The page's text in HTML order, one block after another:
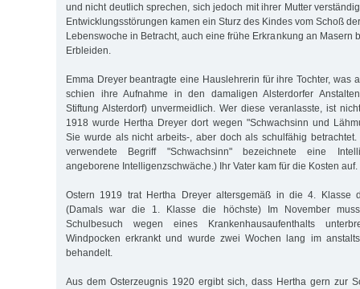
und nicht deutlich sprechen, sich jedoch mit ihrer Mutter
Entwicklungsstörungen kamen ein Sturz des Kindes vom Schoß
Lebenswoche in Betracht, auch eine frühe Erkrankung an Masern
Erbleiden.
Emma Dreyer beantragte eine Hauslehrerin für ihre Tochter, was
schien ihre Aufnahme in den damaligen Alsterdorfer
Stiftung Alsterdorf) unvermeidlich. Wer diese veranlasste, ist
1918 wurde Hertha Dreyer dort wegen "Schwachsinn und
Sie wurde als nicht arbeits-, aber doch als schulfähig
verwendete Begriff "Schwachsinn" bezeichnete eine
angeborene Intelligenzschwäche.) Ihr Vater kam für die Kosten auf.
Ostern 1919 trat Hertha Dreyer altersgemäß in die 4. Klasse
(Damals war die 1. Klasse die höchste) Im November
Schulbesuch wegen eines Krankenhausaufenthalts
Windpocken erkrankt und wurde zwei Wochen lang im
behandelt.
Aus dem Osterzeugnis 1920 ergibt sich, dass Hertha gern zur